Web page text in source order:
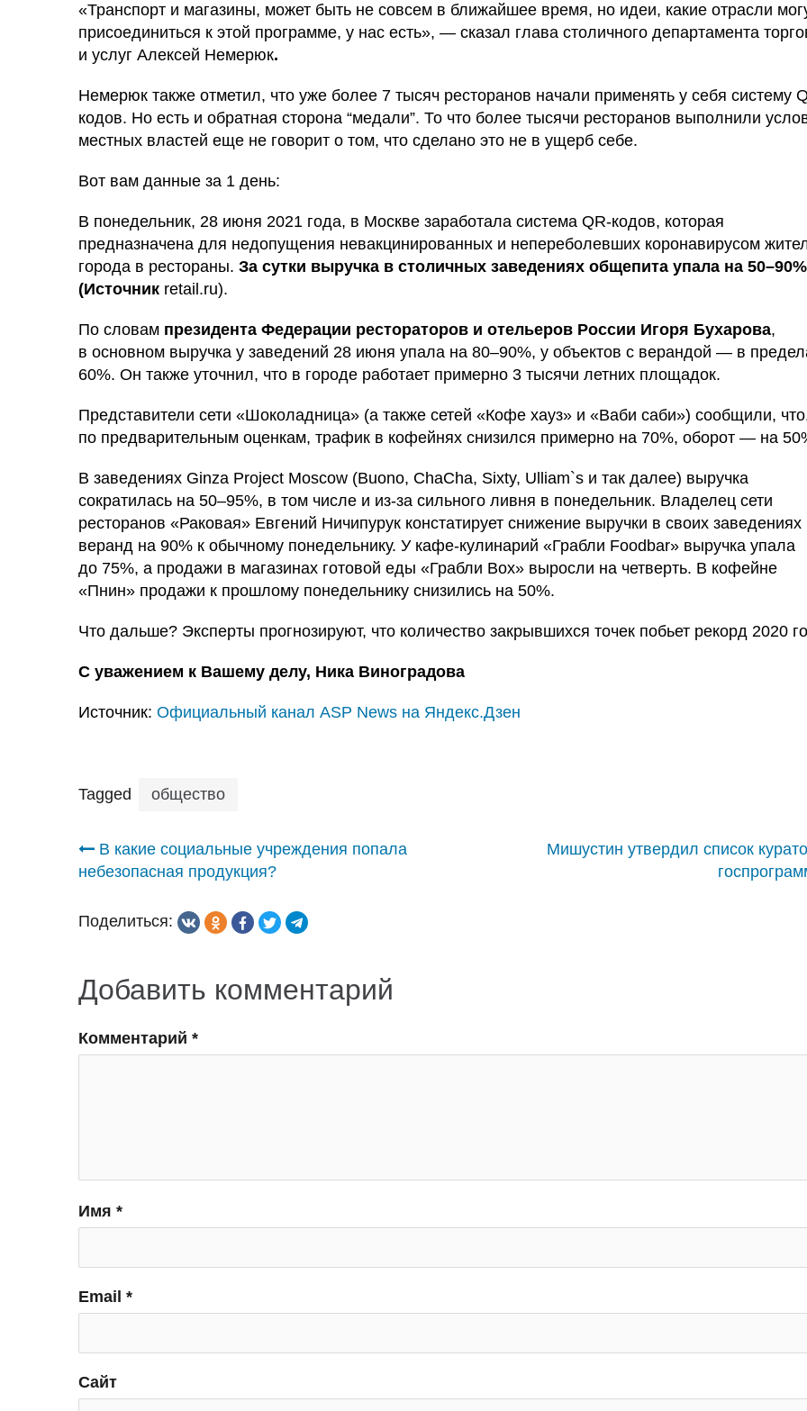
«Транспорт и магазины, может быть не совсем в ближайшее время, но идеи, какие отрасли
присоединиться к этой программе, у нас есть», — сказал глава столичного департамента
и услуг Алексей Немерюк.
Немерюк также отметил, что уже более 7 тысяч ресторанов начали применять у себя систему
кодов. Но есть и обратная сторона “медали”. То что более тысячи ресторанов выполнили
местных властей еще не говорит о том, что сделано это не в ущерб себе.
Вот вам данные за 1 день:
В понедельник, 28 июня 2021 года, в Москве заработала система QR-кодов, которая
предназначена для недопущения невакцинированных и непереболевших коронавирусом
города в рестораны. За сутки выручка в столичных заведениях общепита упала на
(Источник retail.ru).
По словам президента Федерации рестораторов и отельеров России Игоря Бухарова,
в основном выручка у заведений 28 июня упала на 80–90%, у объектов с верандой — в
60%. Он также уточнил, что в городе работает примерно 3 тысячи летних площадок.
Представители сети «Шоколадница» (а также сетей «Кофе хауз» и «Ваби саби») сообщили,
по предварительным оценкам, трафик в кофейнях снизился примерно на 70%, оборот — на
В заведениях Ginza Project Moscow (Buono, ChaCha, Sixty, Ulliam`s и так далее) выручка
сократилась на 50–95%, в том числе и из-за сильного ливня в понедельник. Владелец сети
ресторанов «Раковая» Евгений Ничипурук констатирует снижение выручки в своих заведениях
веранд на 90% к обычному понедельнику. У кафе-кулинарий «Грабли Foodbar» выручка упала
до 75%, а продажи в магазинах готовой еды «Грабли Box» выросли на четверть. В кофейне
«Пнин» продажи к прошлому понедельнику снизились на 50%.
Что дальше? Эксперты прогнозируют, что количество закрывшихся точек побьет рекорд 2020
С уважением к Вашему делу, Ника Виноградова
Источник: Официальный канал ASP News на Яндекс.Дзен
Tagged общество
Навигация
записям
В какие социальные учреждения попала
небезопасная продукция?
Мишустин утвердил список
Поделиться:
Добавить комментарий
Комментарий *
Имя *
Email *
Сайт